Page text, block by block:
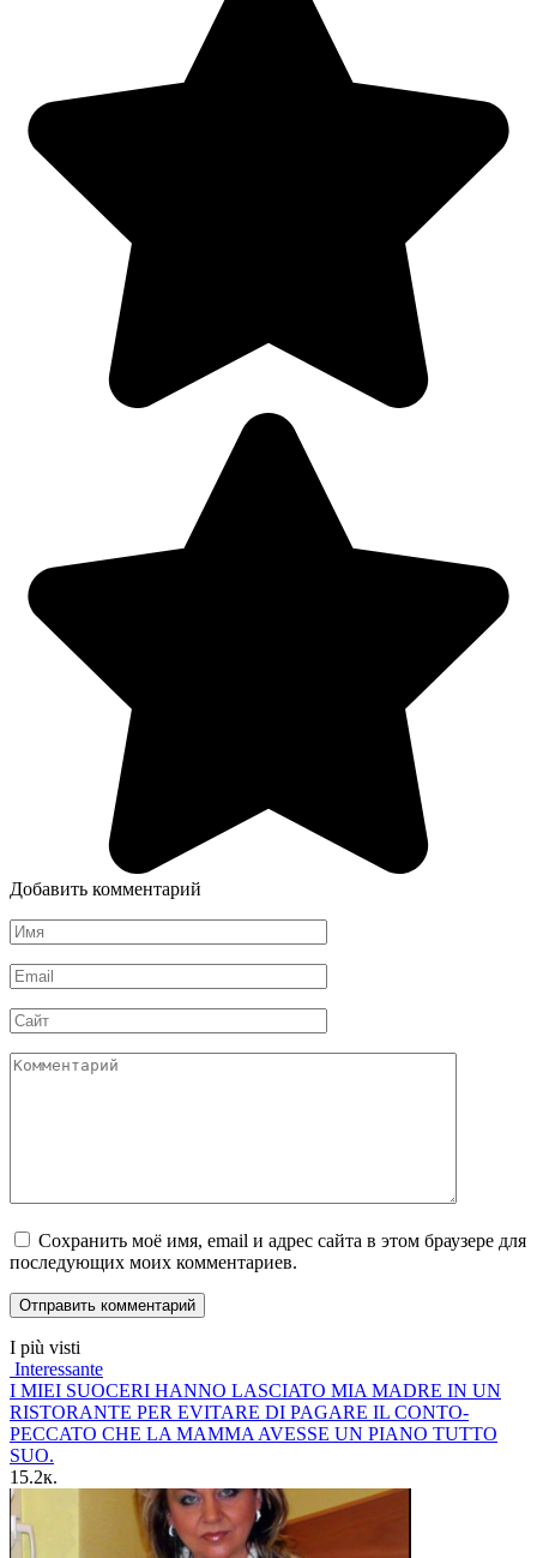
Добавить комментарий
Имя
*
Email
*
Сайт
Комментарий
Сохранить моё имя, email и адрес сайта в этом браузере для
последующих моих комментариев.
I più visti
Interessante
I MIEI SUOCERI HANNO LASCIATO MIA MADRE IN UN
RISTORANTE PER EVITARE DI PAGARE IL CONTO-
PECCATO CHE LA MAMMA AVESSE UN PIANO TUTTO
SUO.
15.2к.